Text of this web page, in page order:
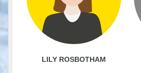
LILY ROSBOTHAM